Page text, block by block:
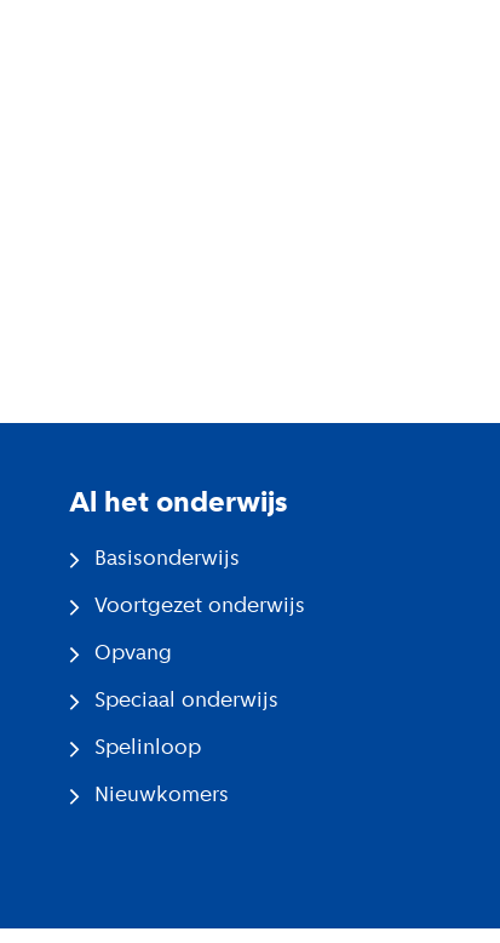
Al het onderwijs
Basisonderwijs
Voortgezet onderwijs
Opvang
Speciaal onderwijs
Spelinloop
Nieuwkomers